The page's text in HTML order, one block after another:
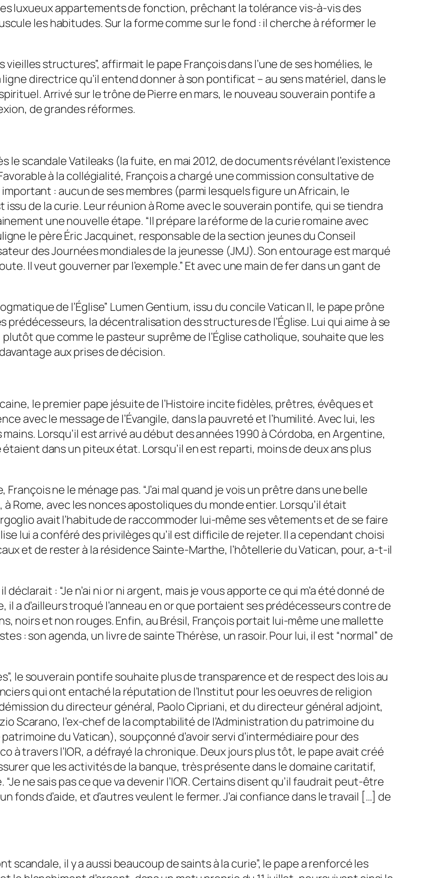
luxueux appartements de fonction, prêchant la tolérance vis-à-vis des
les habitudes. Sur la forme comme sur le fond : il cherche à réformer le
vieilles structures”, affirmait le pape François dans l’une de ses homélies, le
directrice qu’il entend donner à son pontificat – au sens matériel, dans le
Arrivé sur le trône de Pierre en mars, le nouveau souverain pontife a
de grandes réformes.
scandale Vatileaks (la fuite, en mai 2012, de documents révélant l’existence
à la collégialité, François a chargé une commission consultative de
: aucun de ses membres (parmi lesquels figure un Africain, le
de la curie. Leur réunion à Rome avec le souverain pontife, qui se tiendra
une nouvelle étape. “Il prépare la réforme de la curie romaine avec
le père Éric Jacquinet, responsable de la section jeunes du Conseil
des Journées mondiales de la jeunesse (JMJ). Son entourage est marqué
Il veut gouverner par l’exemple.” Et avec une main de fer dans un gant de
de l’Église” Lumen Gentium, issu du concile Vatican II, le pape prône
la décentralisation des structures de l’Église. Lui qui aime à se
plutôt que comme le pasteur suprême de l’Église catholique, souhaite que les
aux prises de décision.
le premier pape jésuite de l’Histoire incite fidèles, prêtres, évêques et
avec le message de l’Évangile, dans la pauvreté et l’humilité. Avec lui, les
Lorsqu’il est arrivé au début des années 1990 à Córdoba, en Argentine,
dans un piteux état. Lorsqu’il en est reparti, moins de deux ans plus
ne le ménage pas. “J’ai mal quand je vois un prêtre dans une belle
Rome, avec les nonces apostoliques du monde entier. Lorsqu’il était
avait l’habitude de raccommoder lui-même ses vêtements et de se faire
lui a conféré des privilèges qu’il est difficile de rejeter. Il a cependant choisi
et de rester à la résidence Sainte-Marthe, l’hôtellerie du Vatican, pour, a-t-il
: “Je n’ai ni or ni argent, mais je vous apporte ce qui m’a été donné de
il a d’ailleurs troqué l’anneau en or que portaient ses prédécesseurs contre de
noirs et non rouges. Enfin, au Brésil, François portait lui-même une mallette
: son agenda, un livre de sainte Thérèse, un rasoir. Pour lui, il est “normal” de
le souverain pontife souhaite plus de transparence et de respect des lois au
qui ont entaché la réputation de l’Institut pour les oeuvres de religion
du directeur général, Paolo Cipriani, et du directeur général adjoint,
Scarano, l’ex-chef de la comptabilité de l’Administration du patrimoine du
du Vatican), soupçonné d’avoir servi d’intermédiaire pour des
à travers l’IOR, a défrayé la chronique. Deux jours plus tôt, le pape avait créé
que les activités de la banque, très présente dans le domaine caritatif,
ne sais pas ce que va devenir l’IOR. Certains disent qu’il faudrait peut-être
fonds d’aide, et d’autres veulent le fermer. J’ai confiance dans le travail […] de
scandale, il y a aussi beaucoup de saints à la curie”, le pape a renforcé les